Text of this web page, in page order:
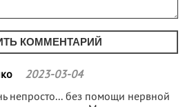
КОММЕНТАРИЙ
2023-03-04
непросто... без помощи нервной